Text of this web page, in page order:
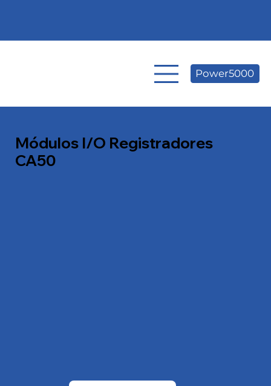
Power5000
Módulos I/O Registradores
CA50